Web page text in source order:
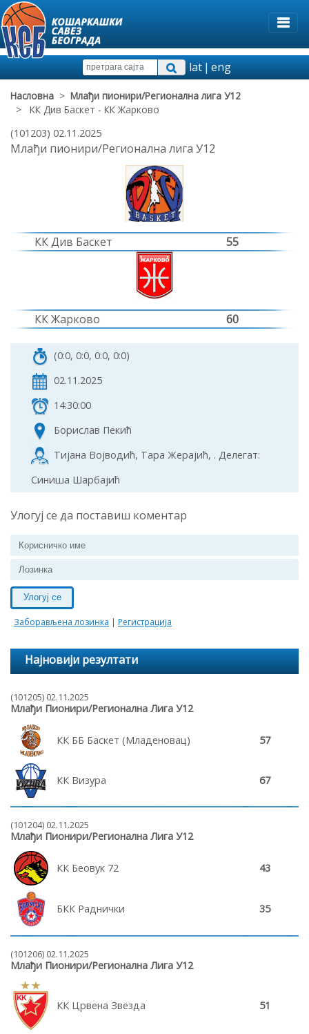
lat|eng
Насловна > Млађи пионири/Регионална лига У12
> КК Див Баскет - КК Жарково
(101203) 02.11.2025
Млађи пионири/Регионална лига У12
КК Див Баскет 55
КК Жарково 60
(0:0, 0:0, 0:0, 0:0)
02.11.2025
14:30:00
Борислав Пекић
Тијана Војводић, Тара Жерајић, . Делегат:
Синиша Шарбајић
Улогуј се да поставиш коментар
Улогуј се
Заборављена лозинка | Регистрација
Најновији резултати
(101205) 02.11.2025
Млађи Пионири/Регионална Лига У12
КК ББ Баскет (Младеновац) 57
КК Визура 67
(101204) 02.11.2025
Млађи Пионири/Регионална Лига У12
КК Беовук 72 43
БКК Раднички 35
(101206) 02.11.2025
Млађи Пионири/Регионална Лига У12
КК Црвена Звезда 51